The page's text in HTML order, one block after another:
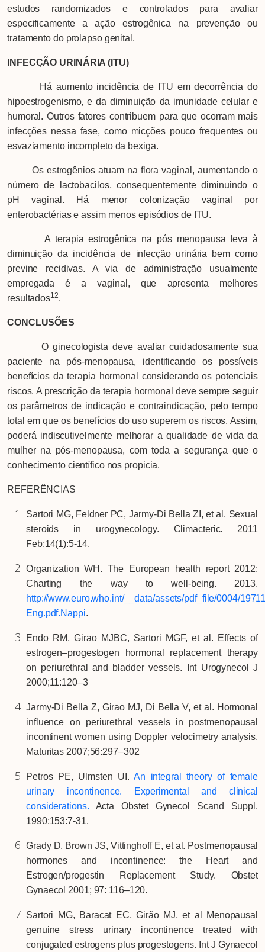
estudos randomizados e controlados para avaliar
especificamente a ação estrogênica na prevenção ou
tratamento do prolapso genital.
INFECÇÃO URINÁRIA (ITU)
Há aumento incidência de ITU em decorrência do
hipoestrogenismo, e da diminuição da imunidade celular e
humoral. Outros fatores contribuem para que ocorram mais
infecções nessa fase, como micções pouco frequentes ou
esvaziamento incompleto da bexiga.
Os estrogênios atuam na flora vaginal, aumentando o
número de lactobacilos, consequentemente diminuindo o
pH vaginal. Há menor colonização vaginal por
enterobactérias e assim menos episódios de ITU.
A terapia estrogênica na pós menopausa leva à
diminuição da incidência de infecção urinária bem como
previne recidivas. A via de administração usualmente
empregada é a vaginal, que apresenta melhores
resultados12.
CONCLUSÕES
O ginecologista deve avaliar cuidadosamente sua
paciente na pós-menopausa, identificando os possíveis
benefícios da terapia hormonal considerando os potenciais
riscos. A prescrição da terapia hormonal deve sempre seguir
os parâmetros de indicação e contraindicação, pelo tempo
total em que os benefícios do uso superem os riscos. Assim,
poderá indiscutivelmente melhorar a qualidade de vida da
mulher na pós-menopausa, com toda a segurança que o
conhecimento científico nos propicia.
REFERÊNCIAS
Sartori MG, Feldner PC, Jarmy-Di Bella ZI, et al. Sexual
steroids in urogynecology. Climacteric. 2011
Feb;14(1):5-14.
Organization WH. The European health report 2012:
Charting the way to well-being. 2013.
http://www.euro.who.int/__data/assets/pdf_file/0004/
Eng.pdf.Nappi.
Endo RM, Girao MJBC, Sartori MGF, et al. Effects of
estrogen–progestogen hormonal replacement therapy
on periurethral and bladder vessels. Int Urogynecol J
2000;11:120–3
Jarmy-Di Bella Z, Girao MJ, Di Bella V, et al. Hormonal
influence on periurethral vessels in postmenopausal
incontinent women using Doppler velocimetry analysis.
Maturitas 2007;56:297–302
Petros PE, Ulmsten UI.An integral theory of female
urinary incontinence. Experimental and clinical
considerations. Acta Obstet Gynecol Scand Suppl.
1990;153:7-31.
Grady D, Brown JS, Vittinghoff E, et al. Postmenopausal
hormones and incontinence: the Heart and
Estrogen/progestin Replacement Study. Obstet
Gynaecol 2001; 97: 116–120.
Sartori MG, Baracat EC, Girão MJ, et al Menopausal
genuine stress urinary incontinence treated with
conjugated estrogens plus progestogens. Int J Gynaecol